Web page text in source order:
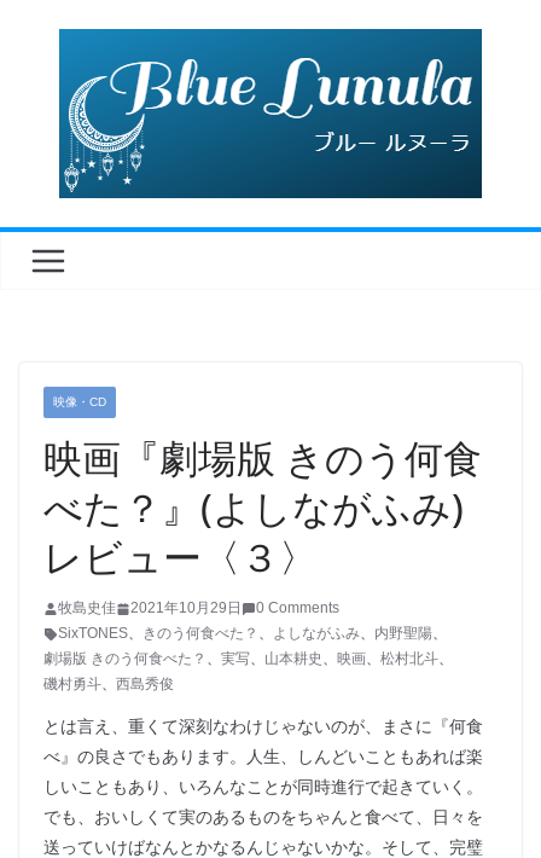
映像・CD
映画『劇場版 きのう何食
べた？』(よしながふみ)
レビュー〈３〉
牧島史佳 2021年10月29日
0 Comments
SixTONES、 きのう何食べた？ 、 よしながふみ、 内野聖陽、
劇場版 きのう何食べた？ 、 実写、 山本耕史 、 映画、 松村北斗、
磯村勇斗、 西島秀俊
とは言え、重くて深刻なわけじゃないのが、まさに『何食
べ』の良さでもあります。人生、しんどいこともあれば楽
しいこともあり、いろんなことが同時進行で起きていく。
でも、おいしくて実のあるものをちゃんと食べて、日々を
送っていけばなんとかなるんじゃないかな。そして、完璧